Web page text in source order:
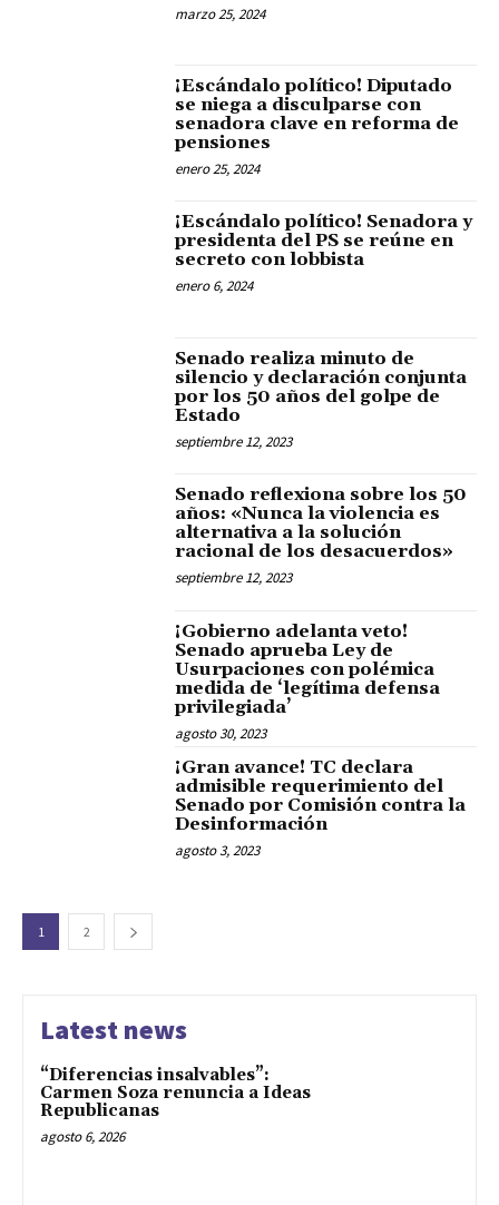
marzo 25, 2024
¡Escándalo político! Diputado
se niega a disculparse con
senadora clave en reforma de
pensiones
enero 25, 2024
¡Escándalo político! Senadora y
presidenta del PS se reúne en
secreto con lobbista
enero 6, 2024
Senado realiza minuto de
silencio y declaración conjunta
por los 50 años del golpe de
Estado
septiembre 12, 2023
Senado reflexiona sobre los 50
años: «Nunca la violencia es
alternativa a la solución
racional de los desacuerdos»
septiembre 12, 2023
¡Gobierno adelanta veto!
Senado aprueba Ley de
Usurpaciones con polémica
medida de ‘legítima defensa
privilegiada’
agosto 30, 2023
¡Gran avance! TC declara
admisible requerimiento del
Senado por Comisión contra la
Desinformación
agosto 3, 2023
1 2
Latest news
“Diferencias insalvables”:
Carmen Soza renuncia a Ideas
Republicanas
agosto 6, 2026